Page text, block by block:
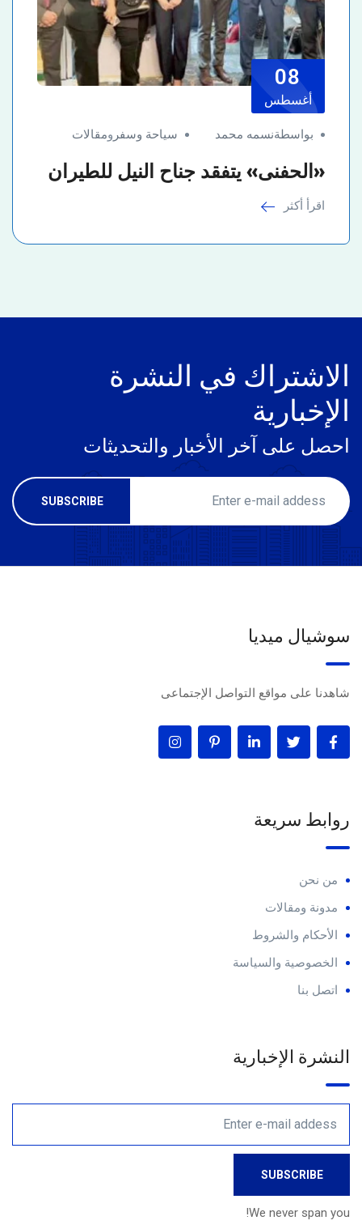
08
أغسطس
بواسطةنسمه محمد سياحة وسفر ومقالات
«الحفنى» يتفقد جناح النيل للطيران
اقرأ أكثر
الاشتراك في النشرة
الإخبارية
احصل على آخر الأخبار والتحديثات
سوشيال ميديا
شاهدنا على مواقع التواصل الإجتماعى
روابط سريعة
من نحن
مدونة ومقالات
الأحكام والشروط
الخصوصية والسياسة
اتصل بنا
النشرة الإخبارية
We never span you!